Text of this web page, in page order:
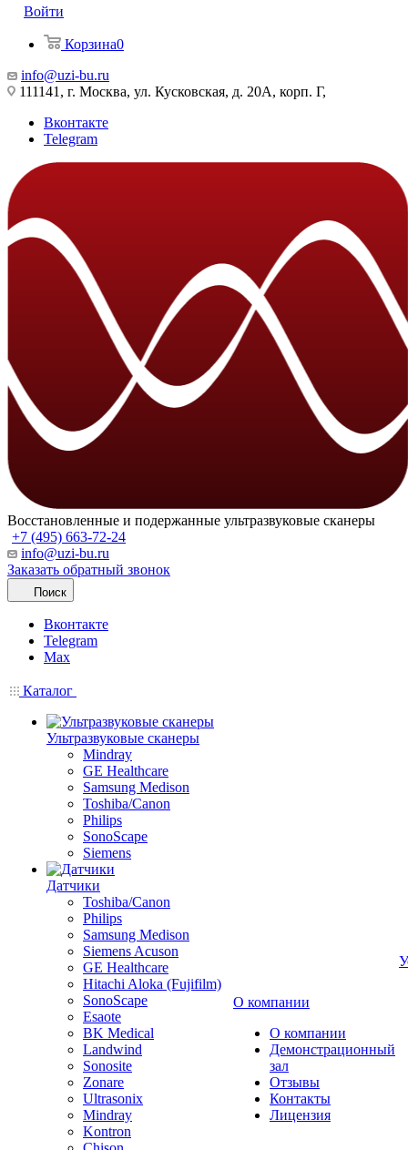
Войти
Корзина0
info@uzi-bu.ru
111141, г. Москва, ул. Кусковская, д. 20А, корп. Г,
Вконтакте
Telegram
Восстановленные и подержанные ультразвуковые сканеры
+7 (495) 663-72-24
info@uzi-bu.ru
Заказать обратный звонок
Поиск
Вконтакте
Telegram
Max
Каталог
Ультразвуковые сканеры
Mindray
GE Healthcare
Samsung Medison
Toshiba/Canon
Philips
SonoScape
Siemens
Датчики
Toshiba/Canon
Philips
Samsung Medison
Siemens Acuson
GE Healthcare
Hitachi Aloka (Fujifilm)
SonoScape
Esaote
BK Medical
Landwind
Sonosite
Zonare
Ultrasonix
Mindray
Kontron
О компании
О компании
Демонстрационный
зал
Отзывы
Контакты
Лицензия